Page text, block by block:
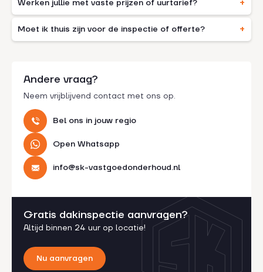
Werken jullie met vaste prijzen of uurtarief?
Moet ik thuis zijn voor de inspectie of offerte?
Andere vraag?
Neem vrijblijvend contact met ons op.
Bel ons in jouw regio
Open Whatsapp
info@sk-vastgoedonderhoud.nl
Gratis dakinspectie aanvragen?
Altijd binnen 24 uur op locatie!
Nu aanvragen